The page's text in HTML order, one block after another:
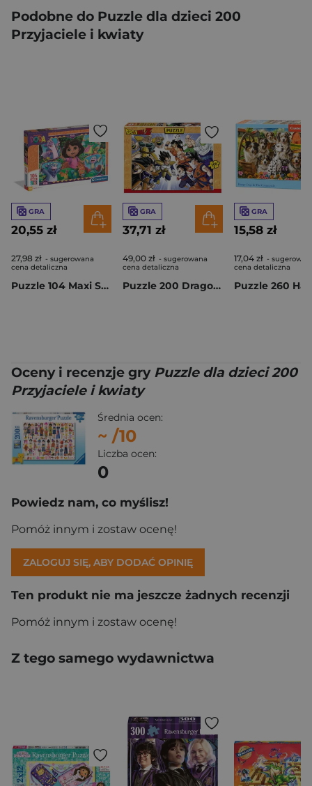
Podobne do Puzzle dla dzieci 200
Przyjaciele i kwiaty
GRA
20,55 zł
27,98 zł - sugerowana
cena detaliczna
Puzzle 104 Maxi Super kolor Dora 25077
GRA
37,71 zł
49,00 zł - sugerowana
cena detaliczna
Puzzle 200 Dragon Ball Z 113794
GRA
15,58 zł
17,04 zł -
cena detaliczna
Oceny i recenzje gry Puzzle dla dzieci 200
Przyjaciele i kwiaty
Średnia ocen:
~ /10
Liczba ocen:
0
Powiedz nam, co myślisz!
Pomóż innym i zostaw ocenę!
ZALOGUJ SIĘ, ABY DODAĆ OPINIĘ
Ten produkt nie ma jeszcze żadnych recenzji
Pomóż innym i zostaw ocenę!
Z tego samego wydawnictwa